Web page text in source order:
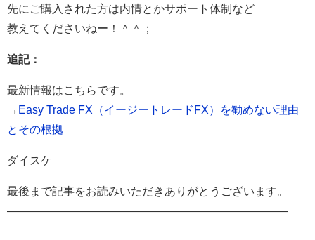
先にご購入された方は内情とかサポート体制など
教えてくださいねー！＾＾；
追記：
最新情報はこちらです。
→ Easy Trade FX（イージートレードFX）を勧めない理由
とその根拠
ダイスケ
最後まで記事をお読みいただきありがとうございます。
―――――――――――――――――――――――――